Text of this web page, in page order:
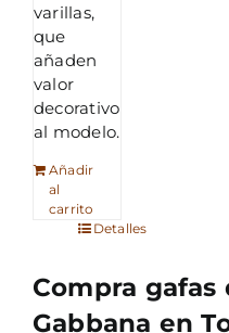
varillas,
que
añaden
valor
decorativo
al modelo.
Añadir
al
carrito
Detalles
Compra gafas
Gabbana en